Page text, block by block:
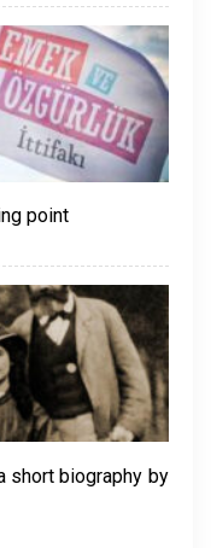
point
short biography by